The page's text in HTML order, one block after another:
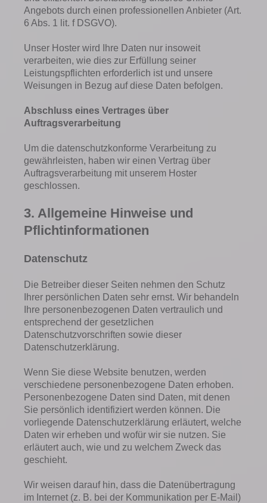
Angebots durch einen professionellen Anbieter (Art.
6 Abs. 1 lit. f DSGVO).
Unser Hoster wird Ihre Daten nur insoweit
verarbeiten, wie dies zur Erfüllung seiner
Leistungspflichten erforderlich ist und unsere
Weisungen in Bezug auf diese Daten befolgen.
Abschluss eines Vertrages über
Auftragsverarbeitung
Um die datenschutzkonforme Verarbeitung zu
gewährleisten, haben wir einen Vertrag über
Auftragsverarbeitung mit unserem Hoster
geschlossen.
3. Allgemeine Hinweise und
Pflichtinformationen
Datenschutz
Die Betreiber dieser Seiten nehmen den Schutz
Ihrer persönlichen Daten sehr ernst. Wir behandeln
Ihre personenbezogenen Daten vertraulich und
entsprechend der gesetzlichen
Datenschutzvorschriften sowie dieser
Datenschutzerklärung.
Wenn Sie diese Website benutzen, werden
verschiedene personenbezogene Daten erhoben.
Personenbezogene Daten sind Daten, mit denen
Sie persönlich identifiziert werden können. Die
vorliegende Datenschutzerklärung erläutert, welche
Daten wir erheben und wofür wir sie nutzen. Sie
erläutert auch, wie und zu welchem Zweck das
geschieht.
Wir weisen darauf hin, dass die Datenübertragung
im Internet (z. B. bei der Kommunikation per E-Mail)